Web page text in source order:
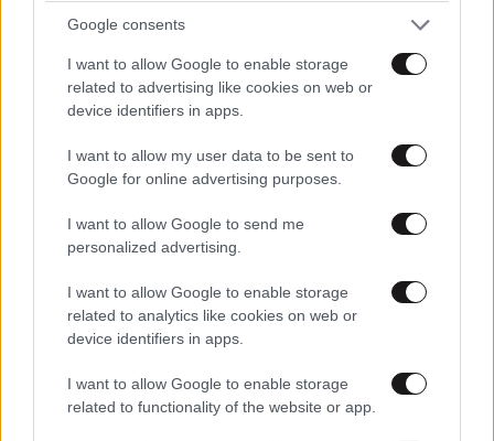
Google consents
I want to allow Google to enable storage
related to advertising like cookies on web or
device identifiers in apps.
I want to allow my user data to be sent to
Google for online advertising purposes.
I want to allow Google to send me
personalized advertising.
I want to allow Google to enable storage
related to analytics like cookies on web or
device identifiers in apps.
I want to allow Google to enable storage
related to functionality of the website or app.
την τέχνη και την παράδοση